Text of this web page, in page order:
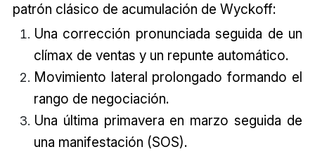
patrón clásico de acumulación de Wyckoff:
Una corrección pronunciada seguida de un
clímax de ventas y un repunte automático.
Movimiento lateral prolongado formando el
rango de negociación.
Una última primavera en marzo seguida de
una manifestación (SOS).